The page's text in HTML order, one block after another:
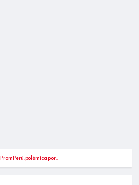
PromPerú: polémica por…